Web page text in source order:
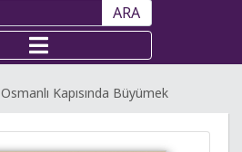
ARA
Osmanlı Kapısında Büyümek